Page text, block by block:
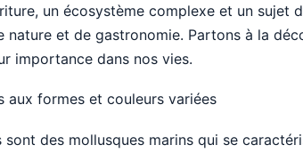
un écosystème complexe et un sujet
nature et de gastronomie. Partons à la
importance dans nos vies.
aux formes et couleurs variées
sont des mollusques marins qui se